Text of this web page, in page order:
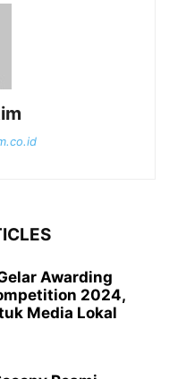
Awarding
2024,
Media Lokal